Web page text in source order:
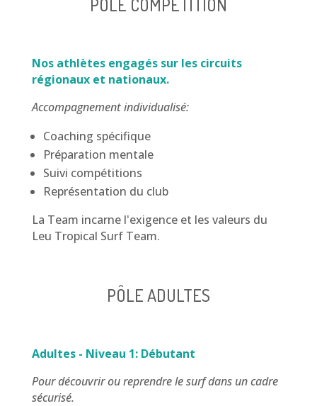
PÔLE COMPÉTITION
Nos athlètes engagés sur les circuits
régionaux et nationaux.
Accompagnement individualisé:
Coaching spécifique
Préparation mentale
Suivi compétitions
Représentation du club
La Team incarne l'exigence et les valeurs du
Leu Tropical Surf Team.
PÔLE ADULTES
Adultes - Niveau 1: Débutant
Pour découvrir ou reprendre le surf dans un cadre
sécurisé.